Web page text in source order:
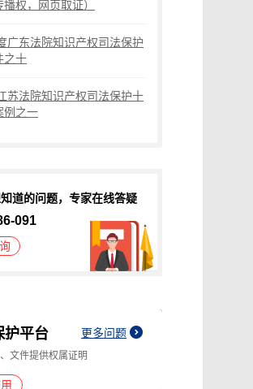
务器，PDF专用时间戳
详情
监测服务平台
对互联网上的视频即时监测
播权，网页取证）
广东法院知识产权司法保护
之十
苏法院知识产权司法保护十
例之一
道的问题，专家在线答疑
091
护平台 更多问题
文件提供权属证明